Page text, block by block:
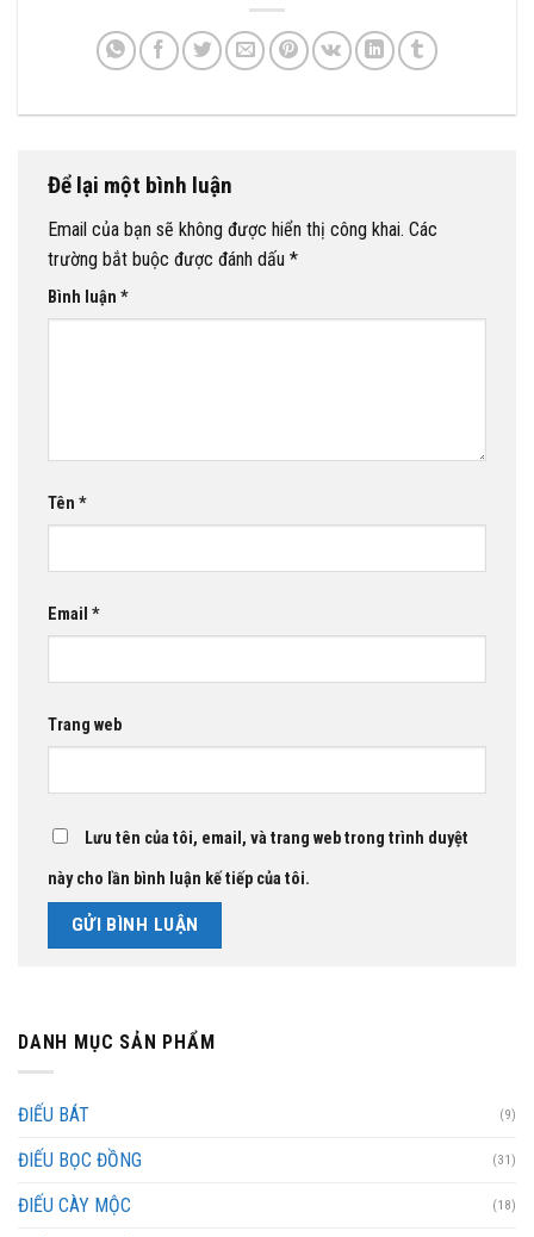
Để lại một bình luận
Email của bạn sẽ không được hiển thị công khai. Các
trường bắt buộc được đánh dấu *
Bình luận *
Tên *
Email *
Trang web
Lưu tên của tôi, email, và trang web trong trình duyệt
này cho lần bình luận kế tiếp của tôi.
DANH MỤC SẢN PHẨM
ĐIẾU BÁT (9)
ĐIẾU BỌC ĐỒNG (31)
ĐIẾU CÀY MỘC (18)